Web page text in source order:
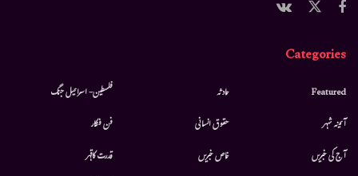
Categories
Featured
آئینہ شہر
آج کی خبریں
حادثہ
حقوق انسانی
خاص خبریں
فلسطین- اسرائیل جنگ
فن فنکار
قدرت کاقہر